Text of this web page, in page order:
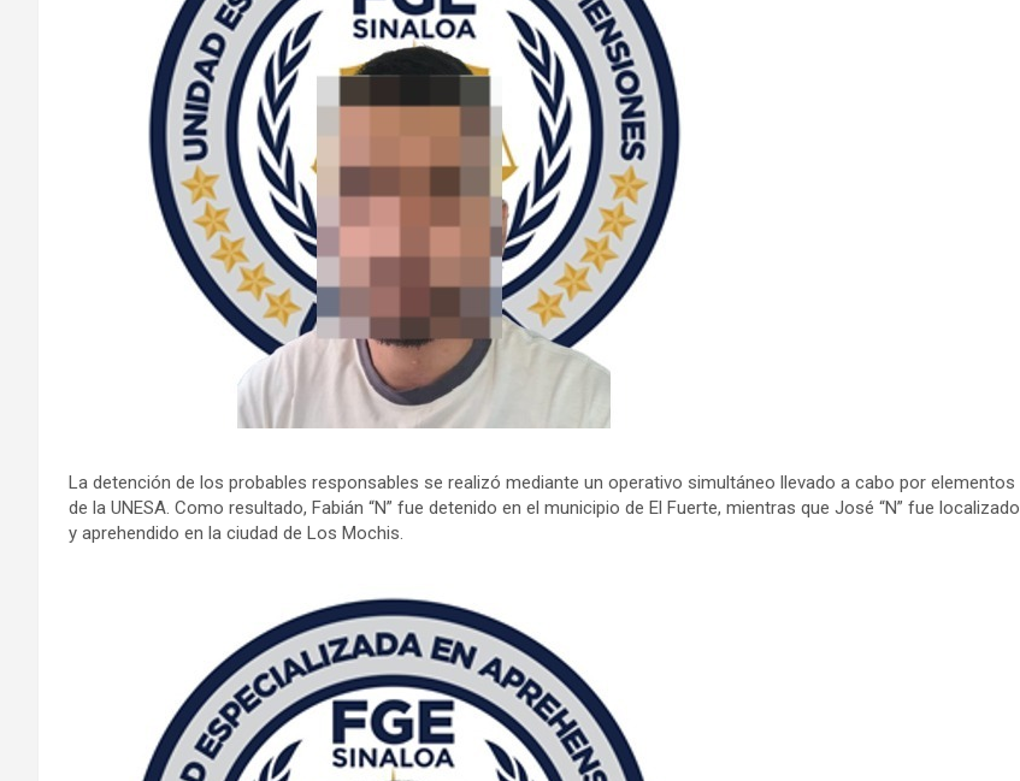
La detención de los probables responsables se realizó mediante un operativo simultáneo llevado a cabo por elementos
de la UNESA. Como resultado, Fabián “N” fue detenido en el municipio de El Fuerte, mientras que José “N” fue localizado
y aprehendido en la ciudad de Los Mochis.